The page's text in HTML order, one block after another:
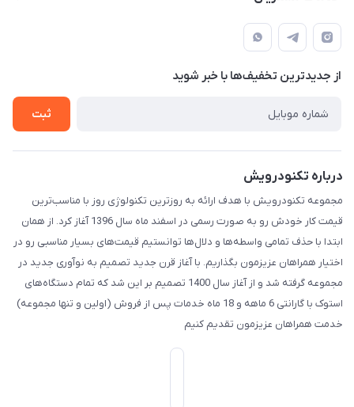
خیابان فاطمی ، بعد از کاج ، پلاک 103
لیست محصولات
درباره ما
شرایط گارانتی
حریم خصوصی
از جدید‌ترین تخفیف‌ها با‌ خبر شوید
ثبت
درباره تکنودرویش
مجموعه تکنودرویش با هدف ارائه به روزترین تکنولوژی روز با مناسب‌ترین
قیمت کار خودش رو به صورت رسمی در اسفند ماه سال 1396 آغاز کرد. از همان
ابتدا با حذف تمامی واسطه‌ها و دلال‌ها توانستیم قیمت‌های بسیار مناسبی رو در
اختیار همراهان عزیزمون بگذاریم. با آغاز قرن جدید تصمیم به نوآوری جدید در
مجموعه گرفته شد و از آغاز سال 1400 تصمیم بر این شد که تمام دستگاه‌های
استوک با گارانتی 6 ماهه و 18 ماه خدمات پس از فروش (اولین و تنها مجموعه)
خدمت همراهان عزیزمون تقدیم کنیم